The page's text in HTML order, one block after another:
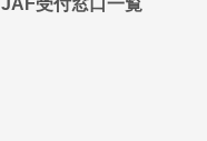
JAF受付窓口一覧